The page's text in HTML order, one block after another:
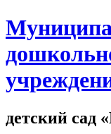
детский сад